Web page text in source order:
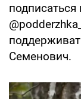
подписаться
Семенович.